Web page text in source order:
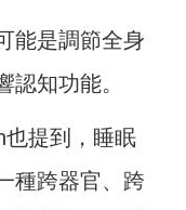
能是調節全身
認知功能。
提到，睡眠
種跨器官、跨